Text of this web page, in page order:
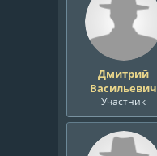
Дмитрий
Васильевич
Участник